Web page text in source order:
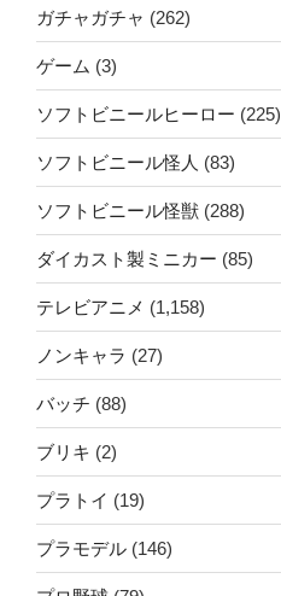
ガチャガチャ (262)
ゲーム (3)
ソフトビニールヒーロー (225)
ソフトビニール怪人 (83)
ソフトビニール怪獣 (288)
ダイカスト製ミニカー (85)
テレビアニメ (1,158)
ノンキャラ (27)
バッチ (88)
ブリキ (2)
プラトイ (19)
プラモデル (146)